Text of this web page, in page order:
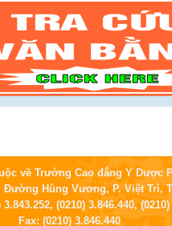
về Trường Cao đẳng Y Dược
Đường Hùng Vương, P. Việt Trì,
(0210) 3.846.440, (0210)
Fax: (0210) 3.846.440